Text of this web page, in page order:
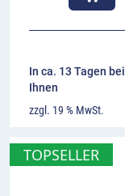
In ca. 13 Tagen bei
Ihnen
zzgl. 19 % MwSt.
TOPSELLER